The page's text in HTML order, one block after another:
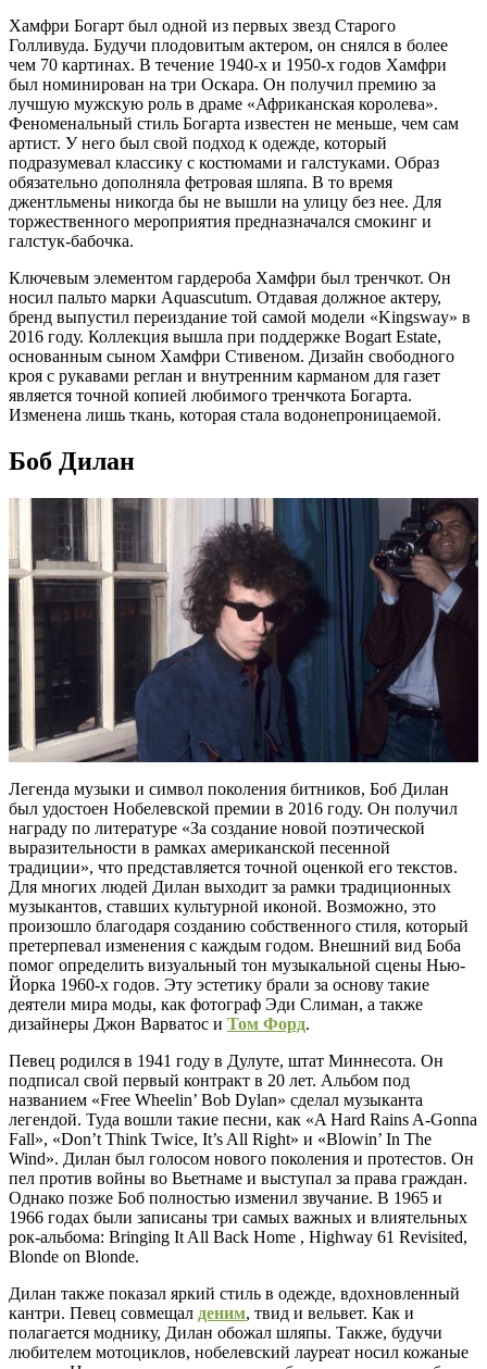
Хамфри Богарт был одной из первых звезд Старого
Голливуда. Будучи плодовитым актером, он снялся в более
чем 70 картинах. В течение 1940-х и 1950-х годов Хамфри
был номинирован на три Оскара. Он получил премию за
лучшую мужскую роль в драме «Африканская королева».
Феноменальный стиль Богарта известен не меньше, чем сам
артист. У него был свой подход к одежде, который
подразумевал классику с костюмами и галстуками. Образ
обязательно дополняла фетровая шляпа. В то время
джентльмены никогда бы не вышли на улицу без нее. Для
торжественного мероприятия предназначался смокинг и
галстук-бабочка.
Ключевым элементом гардероба Хамфри был тренчкот. Он
носил пальто марки Aquascutum. Отдавая должное актеру,
бренд выпустил переиздание той самой модели «Kingsway» в
2016 году. Коллекция вышла при поддержке Bogart Estate,
основанным сыном Хамфри Стивеном. Дизайн свободного
кроя с рукавами реглан и внутренним карманом для газет
является точной копией любимого тренчкота Богарта.
Изменена лишь ткань, которая стала водонепроницаемой.
Боб Дилан
Легенда музыки и символ поколения битников, Боб Дилан
был удостоен Нобелевской премии в 2016 году. Он получил
награду по литературе «За создание новой поэтической
выразительности в рамках американской песенной
традиции», что представляется точной оценкой его текстов.
Для многих людей Дилан выходит за рамки традиционных
музыкантов, ставших культурной иконой. Возможно, это
произошло благодаря созданию собственного стиля, который
претерпевал изменения с каждым годом. Внешний вид Боба
помог определить визуальный тон музыкальной сцены Нью-
Йорка 1960-х годов. Эту эстетику брали за основу такие
деятели мира моды, как фотограф Эди Слиман, а также
дизайнеры Джон Варватос и Том Форд.
Певец родился в 1941 году в Дулуте, штат Миннесота. Он
подписал свой первый контракт в 20 лет. Альбом под
названием «Free Wheelin’ Bob Dylan» сделал музыканта
легендой. Туда вошли такие песни, как «A Hard Rains A-Gonna
Fall», «Don’t Think Twice, It’s All Right» и «Blowin’ In The
Wind». Дилан был голосом нового поколения и протестов. Он
пел против войны во Вьетнаме и выступал за права граждан.
Однако позже Боб полностью изменил звучание. В 1965 и
1966 годах были записаны три самых важных и влиятельных
рок-альбома: Bringing It All Back Home , Highway 61 Revisited,
Blonde on Blonde.
Дилан также показал яркий стиль в одежде, вдохновленный
кантри. Певец совмещал деним, твид и вельвет. Как и
полагается моднику, Дилан обожал шляпы. Также, будучи
любителем мотоциклов, нобелевский лауреат носил кожаные